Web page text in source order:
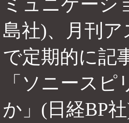
島社)、月刊
で定期的に記
「ソニース
か」(日経BP